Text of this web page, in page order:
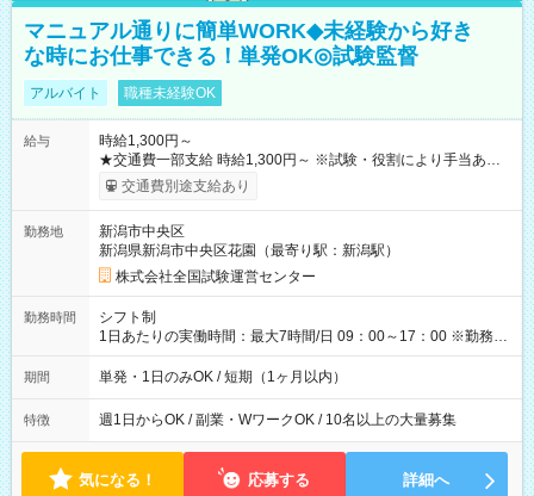
マニュアル通りに簡単WORK◆未経験から好き
な時にお仕事できる！単発OK◎試験監督
アルバイト 職種未経験OK
給与
時給1,300円～
★交通費一部支給 時給1,300円～ ※試験・役割により手当あり
※勤務回数により昇給あり 【即給（前払い）オプションあ
り！】 希望される場合、勤務から1週間ほどで給与の一部を受け
例】 ・河合塾模擬試験 8:30～17:30（休憩1時間） 時給1,300円
×8時間＝日収10,400円＋交通費 ※当日の役割により時給＋100
円の場合あり ・国家試験 7:00～13:30（休憩なし） 時給1,300
円（役割手当＋100円）×6時間＝日収8,400円＋交通費 【試用期
間】試用期間なし
交通費別途支給あり
勤務地
新潟市中央区
新潟県新潟市中央区花園（最寄り駅：新潟駅）
株式会社全国試験運営センター
勤務時間
シフト制
1日あたりの実働時間：最大7時間/日 09：00～17：00 ※勤務時
間は 試験により異なります。
期間 単発・1日のみOK / 短期（1ヶ月以内）
特徴 週1日からOK / 副業・WワークOK / 10名以上の大量募集
気になる！ 応募する 詳細へ